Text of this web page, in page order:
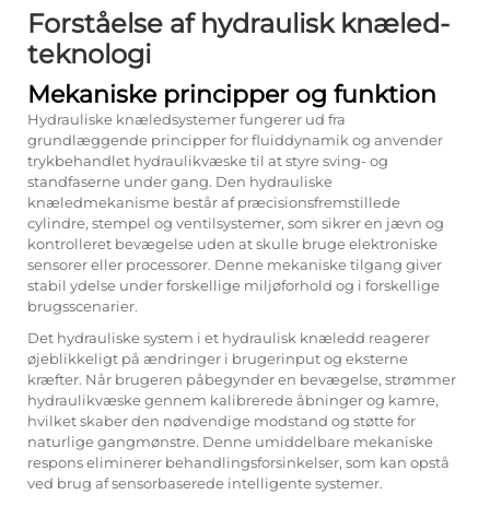
Forståelse af hydraulisk knæled-
teknologi
Mekaniske principper og funktion
Hydrauliske knæledsystemer fungerer ud fra
grundlæggende principper for fluiddynamik og anvender
trykbehandlet hydraulikvæske til at styre sving- og
standfaserne under gang. Den hydrauliske
knæledmekanisme består af præcisionsfremstillede
cylindre, stempel og ventilsystemer, som sikrer en jævn og
kontrolleret bevægelse uden at skulle bruge elektroniske
sensorer eller processorer. Denne mekaniske tilgang giver
stabil ydelse under forskellige miljøforhold og i forskellige
brugsscenarier.
Det hydrauliske system i et hydraulisk knæledd reagerer
øjeblikkeligt på ændringer i brugerinput og eksterne
kræfter. Når brugeren påbegynder en bevægelse, strømmer
hydraulikvæske gennem kalibrerede åbninger og kamre,
hvilket skaber den nødvendige modstand og støtte for
naturlige gangmønstre. Denne umiddelbare mekaniske
respons eliminerer behandlingsforsinkelser, som kan opstå
ved brug af sensorbaserede intelligente systemer.